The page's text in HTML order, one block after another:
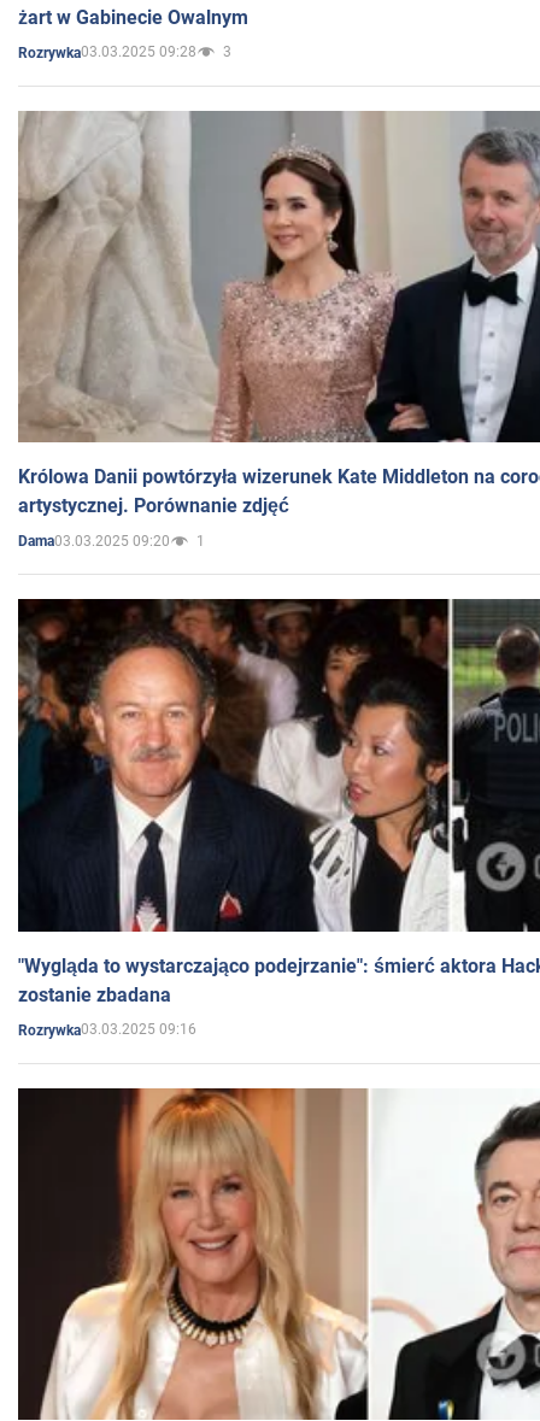
żart w Gabinecie Owalnym
Rozrywka03.03.2025 09:28 3
Królowa Danii powtórzyła wizerunek Kate Middleton na
artystycznej. Porównanie zdjęć
Dama03.03.2025 09:20 1
"Wygląda to wystarczająco podejrzanie": śmierć aktora
zostanie zbadana
Rozrywka03.03.2025 09:16